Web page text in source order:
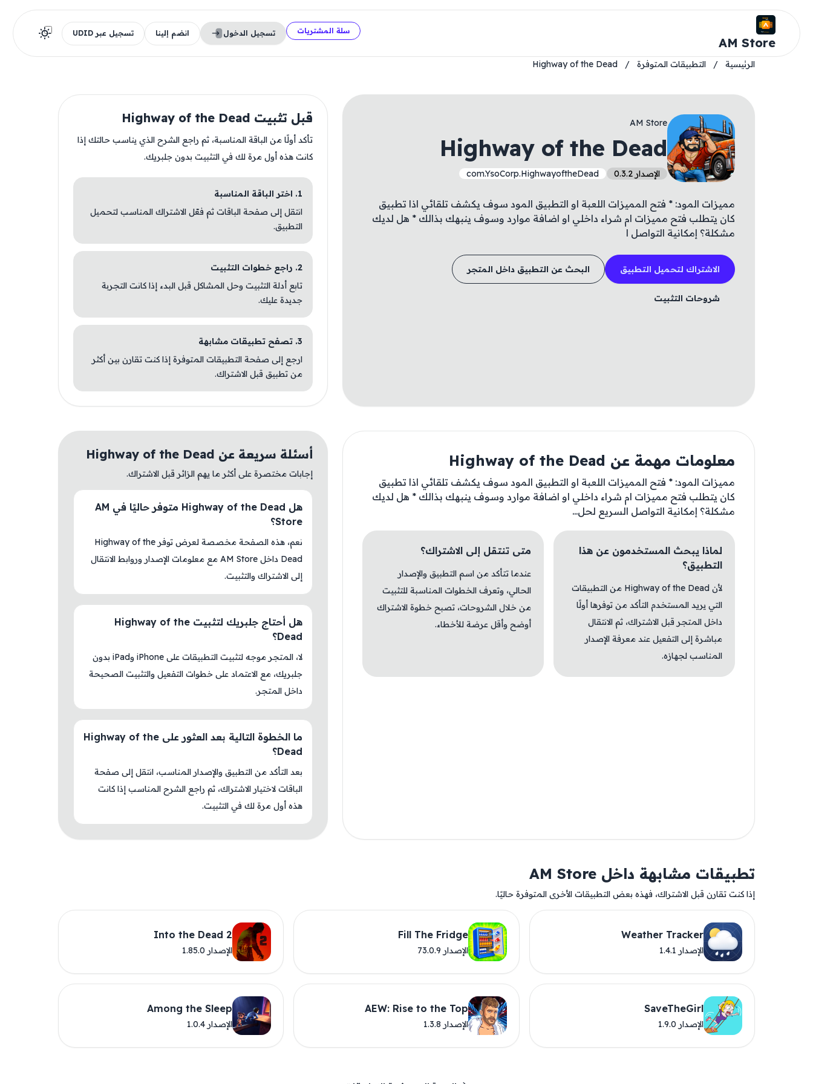
AM Store
سلة المشتريات تسجيل الدخول انضم إلينا تسجيل عبر UDID
الرئيسية / التطبيقات المتوفرة /
Highway of the Dead
AM Store
Highway of the Dead
الإصدار 0.3.2 com.YsoCorp.HighwayoftheDead
مميزات المود: * فتح المميزات اللعبة او التطبيق المود سوف يكشف تلقائي اذا تطبيق
كان يتطلب فتح مميزات ام شراء داخلي او اضافة موارد وسوف ينبهك بذالك * هل لديك
مشكلة؟ إمكانية التواصل ا
الاشتراك لتحميل التطبيق البحث عن التطبيق داخل المتجر
شروحات التثبيت
قبل تثبيت Highway of the Dead
تأكد أولًا من الباقة المناسبة، ثم راجع الشرح الذي يناسب حالتك إذا
كانت هذه أول مرة لك في التثبيت بدون جلبريك.
1. اختر الباقة المناسبة
انتقل إلى صفحة الباقات ثم فعّل الاشتراك المناسب لتحميل
التطبيق.
2. راجع خطوات التثبيت
تابع أدلة التثبيت وحل المشاكل قبل البدء إذا كانت التجربة
جديدة عليك.
3. تصفح تطبيقات مشابهة
ارجع إلى صفحة التطبيقات المتوفرة إذا كنت تقارن بين أكثر
من تطبيق قبل الاشتراك.
معلومات مهمة عن Highway of the Dead
مميزات المود: * فتح المميزات اللعبة او التطبيق المود سوف يكشف تلقائي اذا تطبيق
كان يتطلب فتح مميزات ام شراء داخلي او اضافة موارد وسوف ينبهك بذالك * هل لديك
مشكلة؟ إمكانية التواصل السريع لحل...
لماذا يبحث المستخدمون عن هذا
التطبيق؟
لأن Highway of the Dead من التطبيقات
التي يريد المستخدم التأكد من توفرها أولًا
داخل المتجر قبل الاشتراك، ثم الانتقال
مباشرة إلى التفعيل عند معرفة الإصدار
المناسب لجهازه.
متى تنتقل إلى الاشتراك؟
عندما تتأكد من اسم التطبيق والإصدار
الحالي، وتعرف الخطوات المناسبة للتثبيت
من خلال الشروحات، تصبح خطوة الاشتراك
أوضح وأقل عرضة للأخطاء.
أسئلة سريعة عن Highway of the Dead
إجابات مختصرة على أكثر ما يهم الزائر قبل الاشتراك.
هل Highway of the Dead متوفر حاليًا في AM
Store؟
نعم، هذه الصفحة مخصصة لعرض توفر Highway of the
Dead داخل AM Store مع معلومات الإصدار وروابط الانتقال
إلى الاشتراك والتثبيت.
هل أحتاج جلبريك لتثبيت Highway of the
Dead؟
لا، المتجر موجه لتثبيت التطبيقات على iPhone وiPad بدون
جلبريك، مع الاعتماد على خطوات التفعيل والتثبيت الصحيحة
داخل المتجر.
ما الخطوة التالية بعد العثور على Highway of the
Dead؟
بعد التأكد من التطبيق والإصدار المناسب، انتقل إلى صفحة
الباقات لاختيار الاشتراك، ثم راجع الشرح المناسب إذا كانت
هذه أول مرة لك في التثبيت.
تطبيقات مشابهة داخل AM Store
إذا كنت تقارن قبل الاشتراك، فهذه بعض التطبيقات الأخرى المتوفرة حاليًا.
Weather Tracker
الإصدار 1.4.1
Fill The Fridge
الإصدار 73.0.9
Into the Dead 2
الإصدار 1.85.0
SaveTheGirl
الإصدار 1.9.0
AEW: Rise to the Top
الإصدار 1.3.8
Among the Sleep
الإصدار 1.0.4